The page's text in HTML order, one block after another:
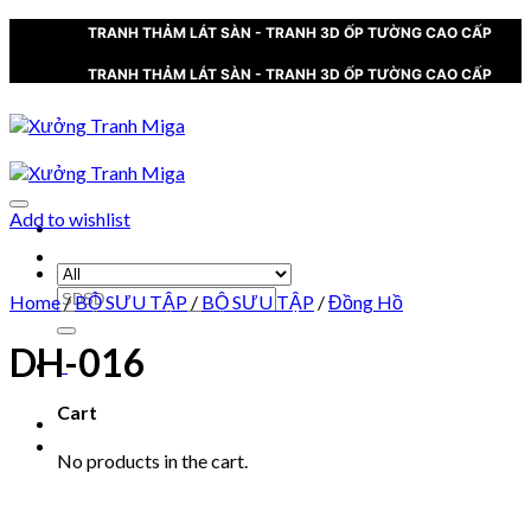
TRANH THẢM LÁT SÀN - TRANH 3D ỐP TƯỜNG CAO CẤP
TRANH THẢM LÁT SÀN - TRANH 3D ỐP TƯỜNG CAO CẤP
Search
for:
0
Cart
No products in the cart.
Add to wishlist
Home/BỘ SƯU TẬP / BỘ SƯU TẬP /Đồng Hồ
DH-016